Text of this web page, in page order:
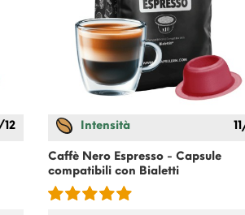
Intensità
Caffè Nero Espresso - Capsule
compatibili con Bialetti